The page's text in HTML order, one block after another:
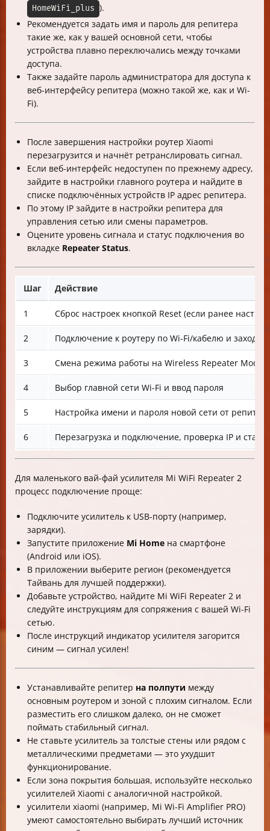
HomeWiFi_plus ).
Рекомендуется задать имя и пароль для репитера
такие же, как у вашей основной сети, чтобы
устройства плавно переключались между точками
доступа.
Также задайте пароль администратора для доступа к
веб-интерфейсу репитера (можно такой же, как и Wi-
Fi).
После завершения настройки роутер Xiaomi
перезагрузится и начнёт ретранслировать сигнал.
Если веб-интерфейс недоступен по прежнему адресу,
зайдите в настройки главного роутера и найдите в
списке подключённых устройств IP адрес репитера.
По этому IP зайдите в настройки репитера для
управления сетью или смены параметров.
Оцените уровень сигнала и статус подключения во
вкладке Repeater Status.
Шаг Действие
1 Сброс настроек кнопкой Reset (если ранее
2 Подключение к роутеру по Wi-Fi/кабелю и заход
3 Смена режима работы на Wireless Repeater Mode
4 Выбор главной сети Wi-Fi и ввод пароля
5 Настройка имени и пароля новой сети от
6 Перезагрузка и подключение, проверка IP и
Для маленького вай-фай усилителя Mi WiFi Repeater 2
процесс подключение проще:
Подключите усилитель к USB-порту (например,
зарядки).
Запустите приложение Mi Home на смартфоне
(Android или iOS).
В приложении выберите регион (рекомендуется
Тайвань для лучшей поддержки).
Добавьте устройство, найдите Mi WiFi Repeater 2 и
следуйте инструкциям для сопряжения с вашей Wi-Fi
сетью.
После инструкций индикатор усилителя загорится
синим — сигнал усилен!
Устанавливайте репитер на полпути между
основным роутером и зоной с плохим сигналом. Если
разместить его слишком далеко, он не сможет
поймать стабильный сигнал.
Не ставьте усилитель за толстые стены или рядом с
металлическими предметами — это ухудшит
функционирование.
Если зона покрытия большая, используйте несколько
усилителей Xiaomi с аналогичной настройкой.
усилители xiaomi (например, Mi Wi-Fi Amplifier PRO)
умеют самостоятельно выбирать лучший источник